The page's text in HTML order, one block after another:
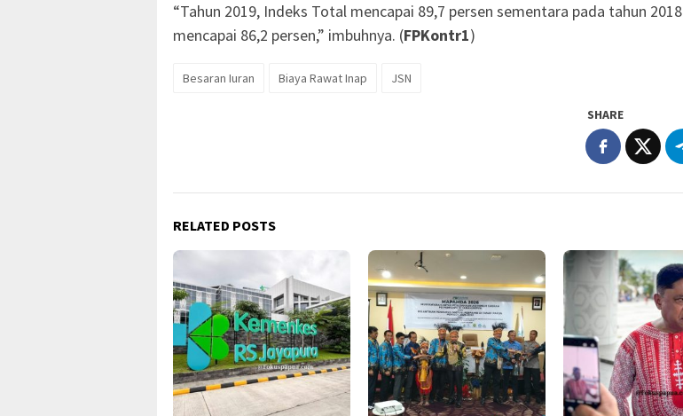
“Tahun 2019, Indeks Total mencapai 89,7 persen sementara pada tahun 2018
mencapai 86,2 persen,” imbuhnya. (FPKontr1)
Besaran Iuran Biaya Rawat Inap JSN
SHARE
RELATED POSTS